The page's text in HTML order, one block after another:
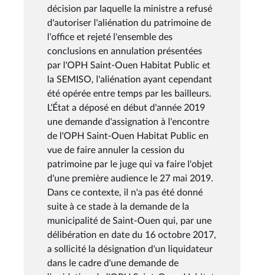
décision par laquelle la ministre a refusé
d'autoriser l'aliénation du patrimoine de
l'office et rejeté l'ensemble des
conclusions en annulation présentées
par l'OPH Saint-Ouen Habitat Public et
la SEMISO, l'aliénation ayant cependant
été opérée entre temps par les bailleurs.
L'État a déposé en début d'année 2019
une demande d'assignation à l'encontre
de l'OPH Saint-Ouen Habitat Public en
vue de faire annuler la cession du
patrimoine par le juge qui va faire l'objet
d'une première audience le 27 mai 2019.
Dans ce contexte, il n'a pas été donné
suite à ce stade à la demande de la
municipalité de Saint-Ouen qui, par une
délibération en date du 16 octobre 2017,
a sollicité la désignation d'un liquidateur
dans le cadre d'une demande de